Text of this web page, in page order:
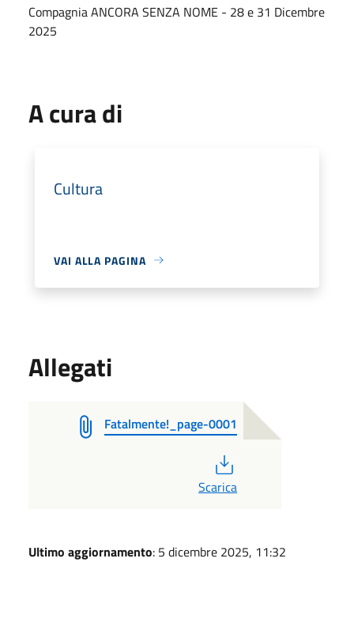
Compagnia ANCORA SENZA NOME - 28 e 31 Dicembre
2025
A cura di
Cultura
VAI ALLA PAGINA
Allegati
Fatalmente!_page-0001
Scarica
Ultimo aggiornamento: 5 dicembre 2025, 11:32